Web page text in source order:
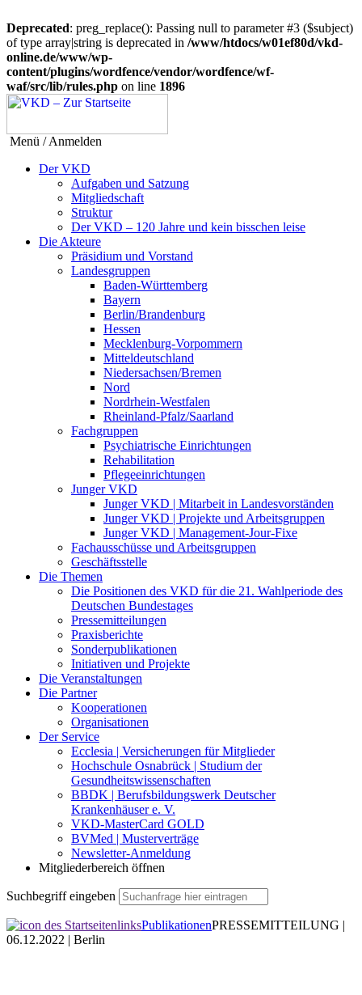
Deprecated: preg_replace(): Passing null to parameter #3 ($subject)
of type array|string is deprecated in /www/htdocs/w01ef80d/vkd-
online.de/www/wp-
content/plugins/wordfence/vendor/wordfence/wf-
waf/src/lib/rules.php on line 1896
Menü / Anmelden
Der VKD
Aufgaben und Satzung
Mitgliedschaft
Struktur
Der VKD – 120 Jahre und kein bisschen leise
Die Akteure
Präsidium und Vorstand
Landesgruppen
Baden-Württemberg
Bayern
Berlin/Brandenburg
Hessen
Mecklenburg-Vorpommern
Mitteldeutschland
Niedersachsen/Bremen
Nord
Nordrhein-Westfalen
Rheinland-Pfalz/Saarland
Fachgruppen
Psychiatrische Einrichtungen
Rehabilitation
Pflegeeinrichtungen
Junger VKD
Junger VKD | Mitarbeit in Landesvorständen
Junger VKD | Projekte und Arbeitsgruppen
Junger VKD | Management-Jour-Fixe
Fachausschüsse und Arbeitsgruppen
Geschäftsstelle
Die Themen
Die Positionen des VKD für die 21. Wahlperiode des
Deutschen Bundestages
Pressemitteilungen
Praxisberichte
Sonderpublikationen
Initiativen und Projekte
Die Veranstaltungen
Die Partner
Kooperationen
Organisationen
Der Service
Ecclesia | Versicherungen für Mitglieder
Hochschule Osnabrück | Studium der
Gesundheitswissenschaften
BBDK | Berufsbildungswerk Deutscher
Krankenhäuser e. V.
VKD-MasterCard GOLD
BVMed | Musterverträge
Newsletter-Anmeldung
Mitgliederbereich öffnen
Suchbegriff eingeben
PublikationenPRESSEMITTEILUNG |
06.12.2022 | Berlin